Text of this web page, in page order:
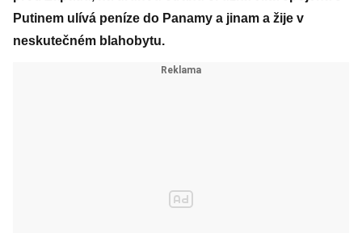
Putinem ulívá peníze do Panamy a jinam a žije v
neskutečném blahobytu.